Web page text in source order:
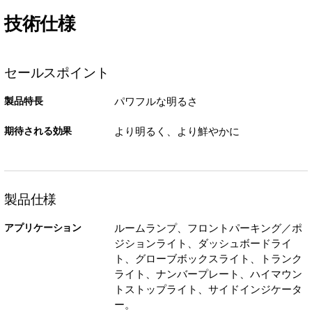
技術仕様
セールスポイント
製品特長 パワフルな明るさ
期待される効果 より明るく、より鮮やかに
製品仕様
アプリケーション
ルームランプ、フロントパーキング／ポ
ジションライト、ダッシュボードライ
ト、グローブボックスライト、トランク
ライト、ナンバープレート、ハイマウン
トストップライト、サイドインジケータ
ー。